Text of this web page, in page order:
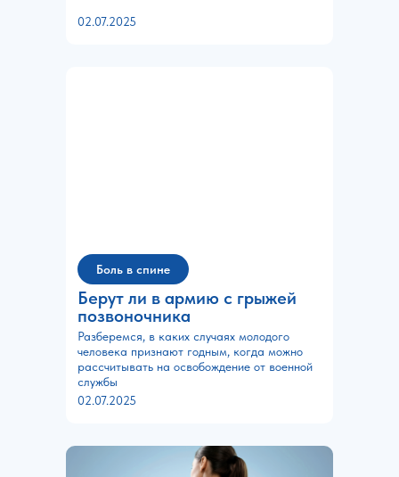
02.07.2025
Берут ли в армию с грыжей
позвоночника
Разберемся, в каких случаях молодого
человека признают годным, когда можно
рассчитывать на освобождение от военной
службы
02.07.2025
Боль в спине